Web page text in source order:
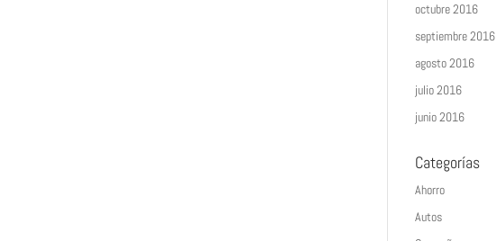
octubre 2016
septiembre 2016
agosto 2016
julio 2016
junio 2016
Categorías
Ahorro
Autos